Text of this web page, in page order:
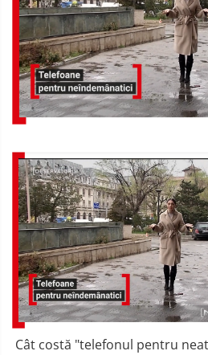
Cât costă "telefonul pentru